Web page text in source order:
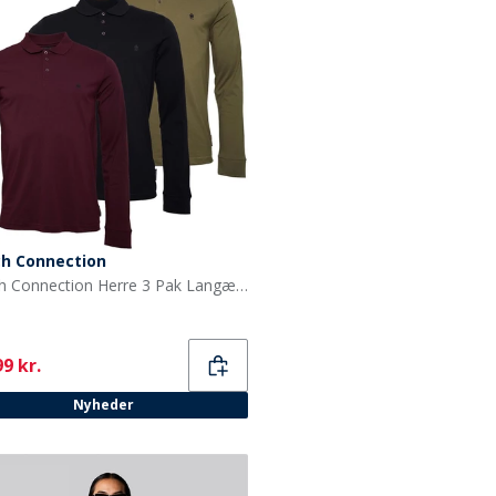
Connection
French Connection Herre 3 Pak Langærmede Polo T-shirts Multi 2 - Marine/Khaki/Chateaux
kr.
Nyheder